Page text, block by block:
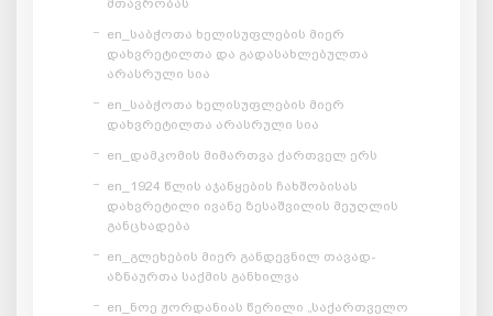
მთავრობას
en_საბჭოთა ხელისუფლების მიერ
დახვრეტილთა და გადასახლებულთა
არასრული სია
en_საბჭოთა ხელისუფლების მიერ
დახვრეტილთა არასრული სია
en_დამკომის მიმართვა ქართველ ერს
en_1924 წლის აჯანყების ჩახშობისას
დახვრეტილი ივანე ზესაშვილის მეუღლის
განცხადება
en_გლეხების მიერ განდევნილ თავად-
აზნაურთა საქმის განხილვა
en_ნოე ჟორდანიას წერილი „საქართველო